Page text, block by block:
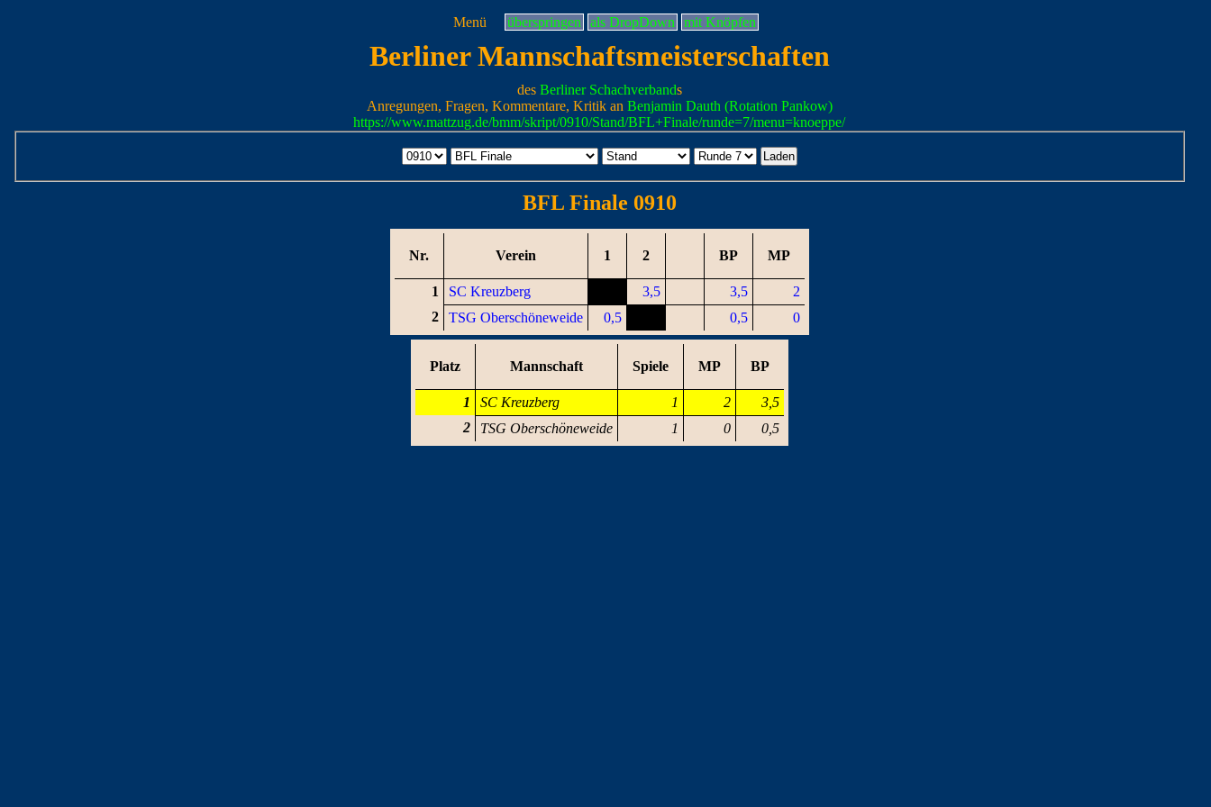
Menü überspringen als DropDown mit Knöpfen
Berliner Mannschaftsmeisterschaften
des Berliner Schachverbands
Anregungen, Fragen, Kommentare, Kritik an Benjamin Dauth (Rotation Pankow)
https://www.mattzug.de/bmm/skript/0910/Stand/BFL+Finale/runde=7/menu=knoeppe/
BFL Finale 0910
Nr. Verein 1 2 BP MP
1 SC Kreuzberg 3,5 3,5
2
2
TSG Oberschöneweide 0,5 0,5 0
Platz Mannschaft Spiele MP BP
1 SC Kreuzberg 1 2
3,5
2
TSG Oberschöneweide 1 0 0,5